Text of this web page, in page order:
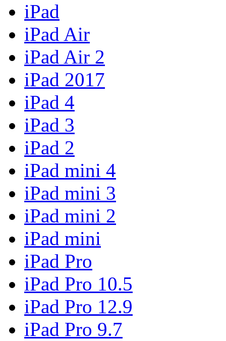
iPad
iPad Air
iPad Air 2
iPad 2017
iPad 4
iPad 3
iPad 2
iPad mini 4
iPad mini 3
iPad mini 2
iPad mini
iPad Pro
iPad Pro 10.5
iPad Pro 12.9
iPad Pro 9.7